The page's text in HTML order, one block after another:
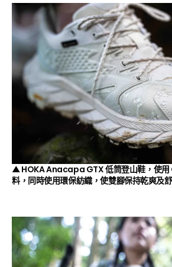
▲ HOKA Anacapa GTX 低筒登山鞋，使用
料，同時使用環保紡織，使雙腳保持乾爽及